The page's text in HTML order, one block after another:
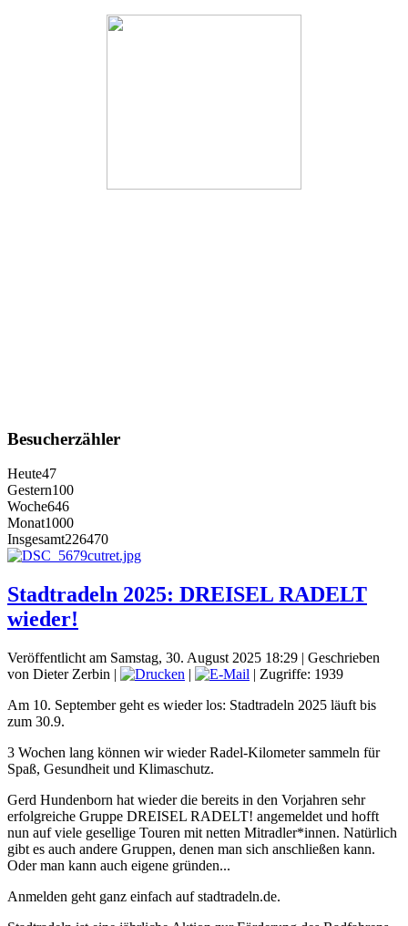
Besucherzähler
Heute47
Gestern100
Woche646
Monat1000
Insgesamt226470
Stadtradeln 2025: DREISEL RADELT
wieder!
Veröffentlicht am Samstag, 30. August 2025 18:29 | Geschrieben
von Dieter Zerbin | |
| Zugriffe: 1939
Am 10. September geht es wieder los: Stadtradeln 2025 läuft bis
zum 30.9.
3 Wochen lang können wir wieder Radel-Kilometer sammeln für
Spaß, Gesundheit und Klimaschutz.
Gerd Hundenborn hat wieder die bereits in den Vorjahren sehr
erfolgreiche Gruppe DREISEL RADELT! angemeldet und hofft
nun auf viele gesellige Touren mit netten Mitradler*innen. Natürlich
gibt es auch andere Gruppen, denen man sich anschließen kann.
Oder man kann auch eigene gründen...
Anmelden geht ganz einfach auf stadtradeln.de.